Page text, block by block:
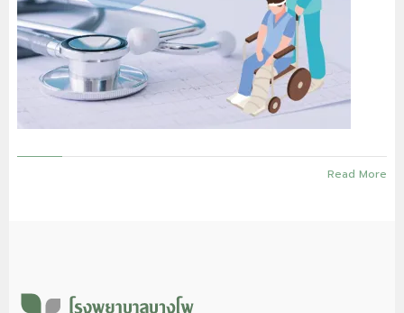
Read More